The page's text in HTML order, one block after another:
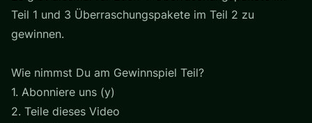
Teil 1 und 3 Überraschungspakete im Teil 2 zu
gewinnen.
Wie nimmst Du am Gewinnspiel Teil?
1. Abonniere uns (y)
2. Teile dieses Video